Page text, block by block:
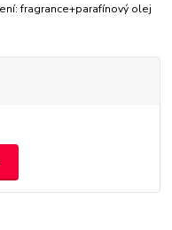
fragrance+parafínový olej